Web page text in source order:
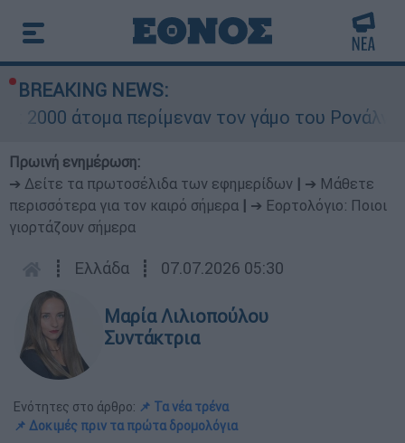
BREAKING NEWS:
άτομα περίμεναν τον γάμο του Ρονάλντο στη
Πρωινή ενημέρωση:
➔ Δείτε τα πρωτοσέλιδα των εφημερίδων
➔ Μάθετε
περισσότερα για τον καιρό σήμερα
➔ Εορτολόγιο: Ποιοι
γιορτάζουν σήμερα
┋ Ελλάδα ┋ 07.07.2026 05:30
Μαρία Λιλιοπούλου
Συντάκτρια
Ενότητες στο άρθρο: 📌 Τα νέα τρένα
📌 Δοκιμές πριν τα πρώτα δρομολόγια